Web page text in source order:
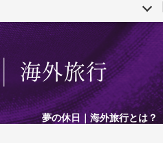
法人企業・自治体のみ
なさまへ
夢の休日｜海外旅行とは？